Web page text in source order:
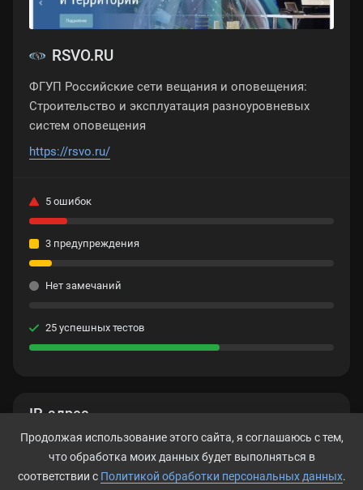
IP-адрес
90.156.203.186
RSVO.RU
ФГУП Российские сети вещания и оповещения:
Строительство и эксплуатация разноуровневых
систем оповещения
https://rsvo.ru/
5 ошибок
3 предупреждения
Нет замечаний
25 успешных тестов
Продолжая использование этого сайта, я соглашаюсь с тем,
что обработка моих данных будет выполняться в
соответствии с Политикой обработки персональных данных.